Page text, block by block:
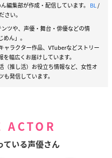
編集部が作成・配信しています。 BL/
さい。
ツや、声優・舞台・俳優などの情
ん」。
ャラクター作品、VTuberなどストリー
幅広くお届けしています。
（推し活）お役立ち情報など、女性オ
発信しています。
ACTOR
ている声優さん